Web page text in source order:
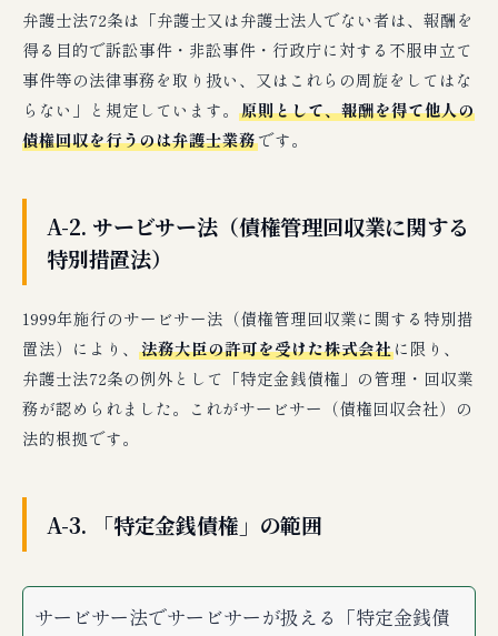
理したい
J-3. シナリオ3：大量同種債権の発生
J-4. シナリオで共通する条件
J-5. 弁護士との併用が最適解になることも
K-1. 通常売掛金のエイジング管理
K-2. 弁護士介入による法的回収
K-4. 税務処理との連動
K-5. 次年度以降の与信管理見直し
❓ FAQ｜弁護士vsサービサーに関する8問
Q2：サービサーの方が弁護士より安いと聞き
ありますが？
弁護士法72条は「弁護士又は弁護士法人でない者は、報酬を
得る目的で訴訟事件・非訟事件・行政庁に対する不服申立て
事件等の法律事務を取り扱い、又はこれらの周旋をしてはな
らない」と規定しています。 原則として、報酬を得て他人の
債権回収を行うのは弁護士業務です。
A-2. サービサー法（債権管理回収業に関する
特別措置法）
1999年施行のサービサー法（債権管理回収業に関する特別措
置法）により、 法務大臣の許可を受けた株式会社に限り、
弁護士法72条の例外として「特定金銭債権」の管理・回収業
務が認められました。これがサービサー（債権回収会社）の
法的根拠です。
A-3. 「特定金銭債権」の範囲
サービサー法でサービサーが扱える「特定金銭債